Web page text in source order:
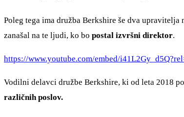
Poleg tega ima družba Berkshire še dva
zanašal na te ljudi, ko bo postal izvršni direktor.
https://www.youtube.com/embed/
Vodilni delavci družbe Berkshire, ki od leta 2018
različnih poslov.